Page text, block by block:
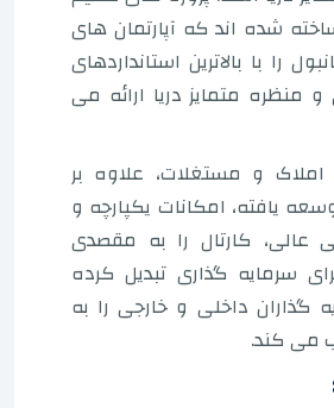
شده اند که آپارتمان های
را با بالاترین استانداردهای
منظره متمایز دریا ارائه می
املاک و مستغلات، علاوه بر
یافته، امکانات یکپارچه و
عالی، کارتال را به مقصدی
سرمایه گذاری تبدیل کرده
گذاران داخلی و خارجی را به
می کند.